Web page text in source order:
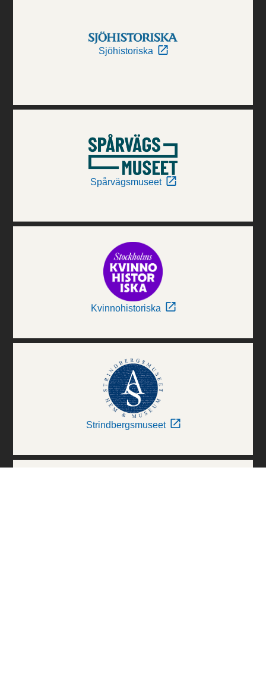
Sjöhistoriska
Spårvägsmuseet
Kvinnohistoriska
Strindbergsmuseet